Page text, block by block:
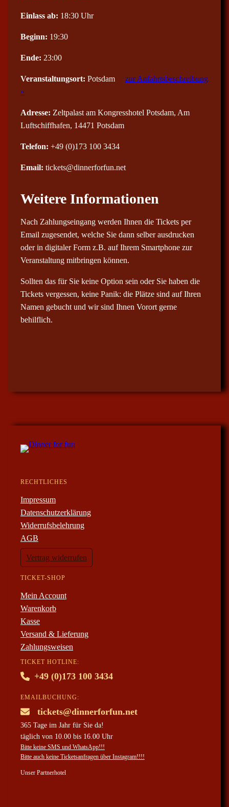
Einlass ab: 18:30 Uhr
Beginn: 19:30
Ende: 23:00
Veranstaltungsort: Potsdam zur Anfahrtsbeschreibung
»
Adresse: Zeltpalast am Kongresshotel Potsdam, Am
Luftschiffhafen, 14471 Potsdam
Telefon: +49 (0)173 100 3434
Email: tickets@dinnerforfun.net
Weitere Informationen
Nach Zahlungseingang werden Ihnen die Tickets per
Email zugesendet, welche Sie dann selber ausdrucken
oder in digitaler Form z.B. auf Ihrem Smartphone zur
Veranstaltung mitbringen können.
Sollten das für Sie keine Option sein oder Sie haben die
Tickets vergessen, keine Panik: die Plätze sind auf Ihren
Namen gebucht und wir sind Ihnen Vorort gerne
behilflich.
RECHTLICHES
Impressum
Datenschutzerklärung
Widerrufsbelehrung
AGB
Vertrag widerrufen
TICKET-SHOP
Mein Account
Warenkorb
Kasse
Versand & Lieferung
Zahlungsweisen
TICKET HOTLINE:
+49 (0)173 100 3434
EMAILBUCHUNG:
tickets@dinnerforfun.net
365 Tage im Jahr für Sie da!
täglich von 10.00 bis 16.00 Uhr
Bitte keine SMS und WhatsApp!!!
Bitte auch keine Ticketsanfragen über Instagram!!!!
Unser Partnerhotel